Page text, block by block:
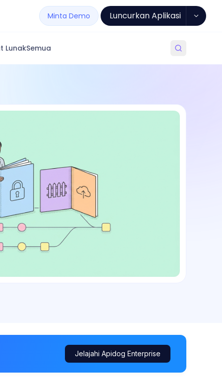
Minta Demo Luncurkan Aplikasi
LunakSemua
Jelajahi Apidog Enterprise